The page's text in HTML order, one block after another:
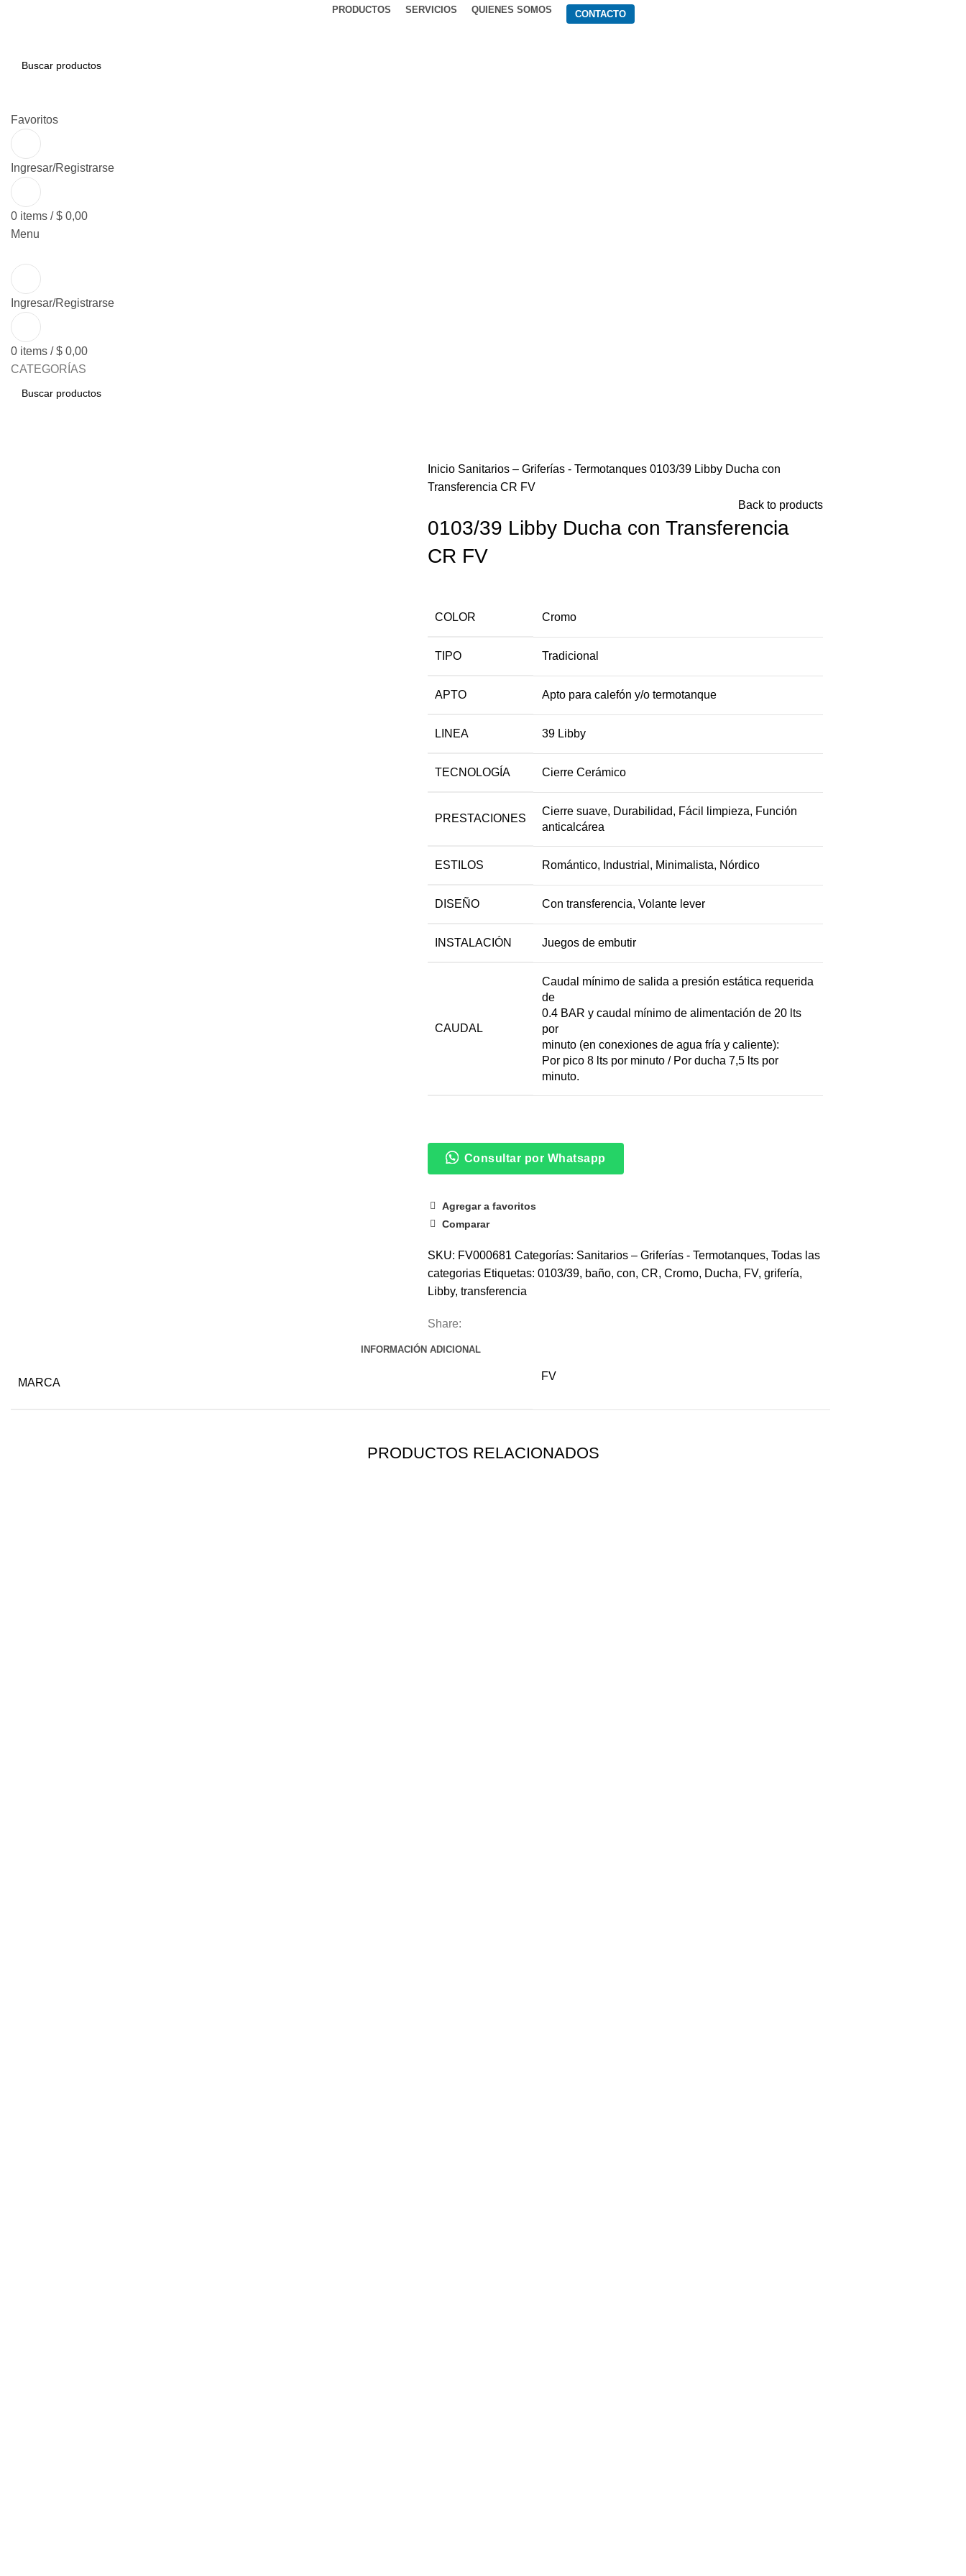
PRODUCTOS SERVICIOS QUIENES SOMOS CONTACTO
Favoritos
Ingresar/Registrarse
0 items / $ 0,00
Menu
Ingresar/Registrarse
0 items / $ 0,00
CATEGORÍAS
Inicio Sanitarios – Griferías - Termotanques 0103/39 Libby Ducha con
Transferencia CR FV
Back to products
0103/39 Libby Ducha con Transferencia
CR FV
COLOR Cromo
TIPO Tradicional
APTO Apto para calefón y/o termotanque
LINEA 39 Libby
TECNOLOGÍA Cierre Cerámico
PRESTACIONES
Cierre suave, Durabilidad, Fácil limpieza, Función
anticalcárea
ESTILOS Romántico, Industrial, Minimalista, Nórdico
DISEÑO Con transferencia, Volante lever
INSTALACIÓN Juegos de embutir
CAUDAL
Caudal mínimo de salida a presión estática requerida
de
0.4 BAR y caudal mínimo de alimentación de 20 lts
por
minuto (en conexiones de agua fría y caliente):
Por pico 8 lts por minuto / Por ducha 7,5 lts por
minuto.
Consultar por Whatsapp
Agregar a favoritos
Comparar
SKU: FV000681 Categorías: Sanitarios – Griferías - Termotanques, Todas las
categorias Etiquetas: 0103/39, baño, con, CR, Cromo, Ducha, FV, grifería,
Libby, transferencia
Share:
INFORMACIÓN ADICIONAL
MARCA
FV
PRODUCTOS RELACIONADOS